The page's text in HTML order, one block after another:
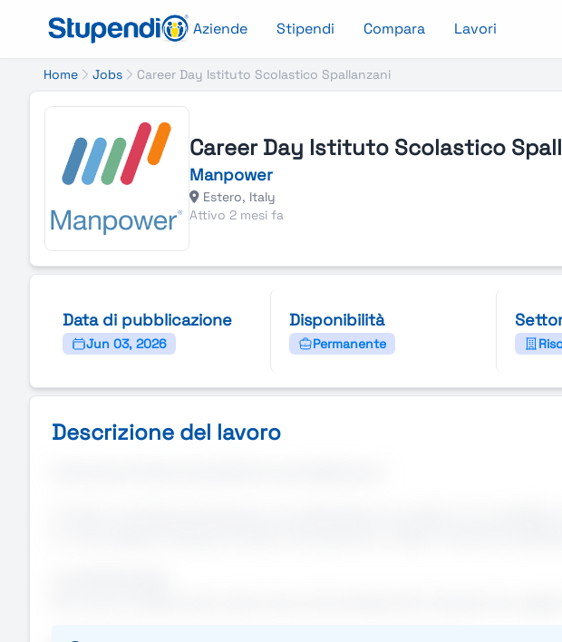
Aziende Stipendi Compara Lavori
Home Jobs Career Day Istituto Scolastico Spallanzani
Career Day Istituto Scolastico
Manpower
Estero, Italy
Attivo 2 mesi fa
Data di pubblicazione
Jun 03, 2026
Disponibilità
Permanente
Descrizione del lavoro